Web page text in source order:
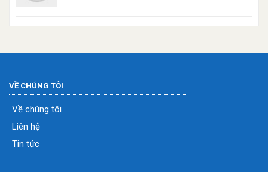
VỀ CHÚNG TÔI
Về chúng tôi
Liên hệ
Tin tức